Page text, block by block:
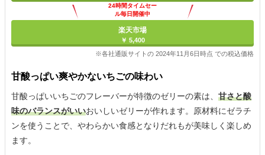
24時間タイムセー
ル毎日開催中
楽天市場
￥ 5,400
※各社通販サイトの 2024年11月6日時点 での税込価格
甘酸っぱい爽やかないちごの味わい
甘酸っぱいいちごのフレーバーが特徴のゼリーの素は、 甘さと酸
味のバランスがいいおいしいゼリーが作れます。原材料にゼラチ
ンを使うことで、やわらかい食感となりだれもが美味しく楽しめ
ます。